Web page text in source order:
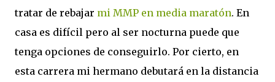
tratar de rebajar mi MMP en media maratón. En
casa es difícil pero al ser nocturna puede que
tenga opciones de conseguirlo. Por cierto, en
esta carrera mi hermano debutará en la distancia